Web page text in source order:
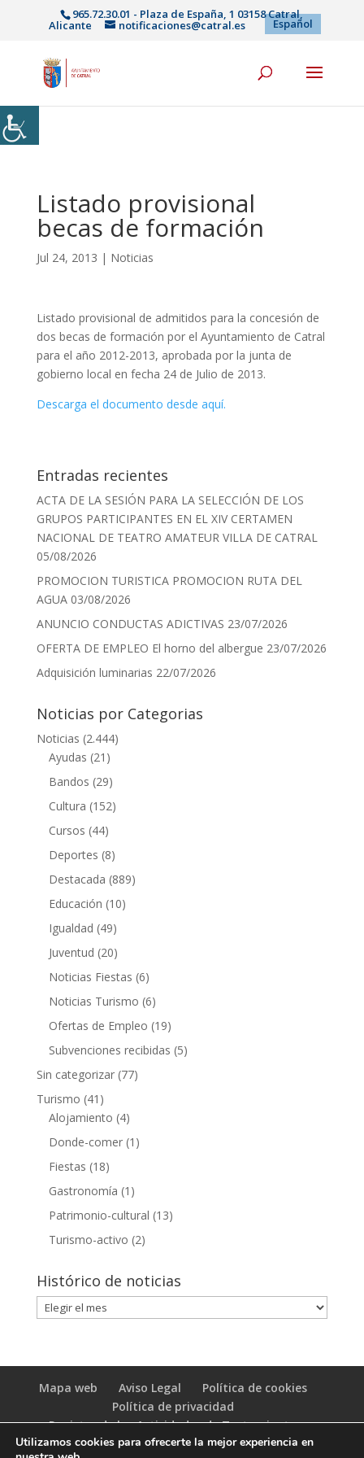
965.72.30.01 - Plaza de España, 1 03158 Catral,
Alicante notificaciones@catral.es Español
Listado provisional
becas de formación
Jul 24, 2013 | Noticias
Listado provisional de admitidos para la concesión de
dos becas de formación por el Ayuntamiento de Catral
para el año 2012-2013, aprobada por la junta de
gobierno local en fecha 24 de Julio de 2013.
Descarga el documento desde aquí.
Entradas recientes
ACTA DE LA SESIÓN PARA LA SELECCIÓN DE LOS
GRUPOS PARTICIPANTES EN EL XIV CERTAMEN
NACIONAL DE TEATRO AMATEUR VILLA DE CATRAL
05/08/2026
PROMOCION TURISTICA PROMOCION RUTA DEL
AGUA 03/08/2026
ANUNCIO CONDUCTAS ADICTIVAS 23/07/2026
OFERTA DE EMPLEO El horno del albergue 23/07/2026
Adquisición luminarias 22/07/2026
Noticias por Categorias
Noticias (2.444)
Ayudas (21)
Bandos (29)
Cultura (152)
Cursos (44)
Deportes (8)
Destacada (889)
Educación (10)
Igualdad (49)
Juventud (20)
Noticias Fiestas (6)
Noticias Turismo (6)
Ofertas de Empleo (19)
Subvenciones recibidas (5)
Sin categorizar(77)
Turismo (41)
Alojamiento (4)
Donde-comer(1)
Fiestas (18)
Gastronomía (1)
Patrimonio-cultural (13)
Turismo-activo (2)
Histórico de noticias
Histórico
de
Mapa web Aviso Legal
Política de cookies
Política de privacidad
Registro de las Actividades de Tratamiento
(RAT)
Utilizamos cookies para ofrecerte la mejor experiencia en